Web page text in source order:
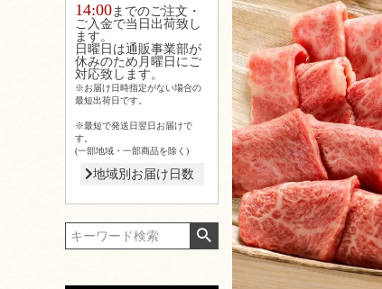
14:00までのご注文・
ご入金で当日出荷致し
ます。
日曜日は通販事業部が
休みのため月曜日にご
対応致します。
※お届け日時指定がない場合の
最短出荷日です。
※最短で発送日翌日お届けで
す。
(一部地域・一部商品を除く)
地域別お届け日数